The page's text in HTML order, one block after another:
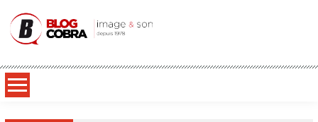
Blog Cobra